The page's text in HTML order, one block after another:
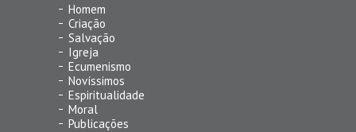
Homem
Criação
Salvação
Igreja
Ecumenismo
Novíssimos
Espiritualidade
Moral
Publicações